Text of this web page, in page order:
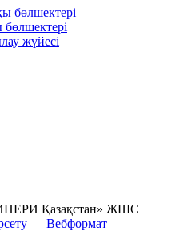
бөлшектері
жүйесі
Қазақстан» ЖШС
— Вебформат